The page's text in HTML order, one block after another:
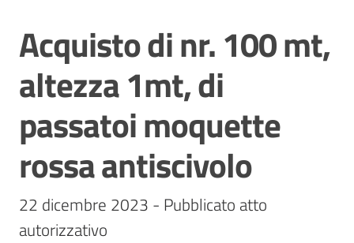
appaltanti
Contatti
Salta al contenuto
Acquisto di nr. 100 mt,
altezza 1mt, di
passatoi moquette
rossa antiscivolo
22 dicembre 2023 - Pubblicato atto
autorizzativo